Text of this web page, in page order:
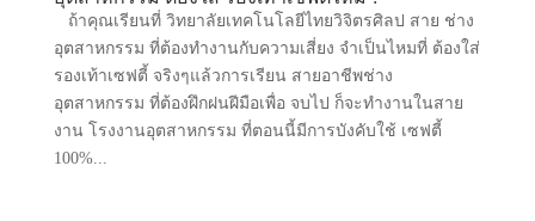
ถ้าคุณเรียนที่ วิทยาลัยเทคโนโลยีไทยวิจิตรศิลป สาย ช่าง
อุตสาหกรรม ที่ต้องทำงานกับความเสี่ยง จำเป็นไหมที่ ต้องใส่
รองเท้าเซฟตี้ จริงๆแล้วการเรียน สายอาชีพช่าง
อุตสาหกรรม ที่ต้องฝึกฝนฝีมือเพื่อ จบไป ก็จะทำงานในสาย
งาน โรงงานอุตสาหกรรม ที่ตอนนี้มีการบังคับใช้ เซฟตี้
100%...